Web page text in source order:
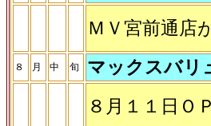
ＭＶ宮前通店
８ 月 中 旬
マックスバリ
８月１１日Ｏ